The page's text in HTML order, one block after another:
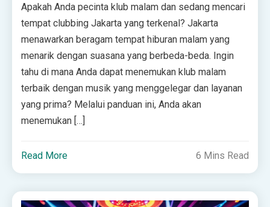
Apakah Anda pecinta klub malam dan sedang mencari
tempat clubbing Jakarta yang terkenal? Jakarta
menawarkan beragam tempat hiburan malam yang
menarik dengan suasana yang berbeda-beda. Ingin
tahu di mana Anda dapat menemukan klub malam
terbaik dengan musik yang menggelegar dan layanan
yang prima? Melalui panduan ini, Anda akan
menemukan […]
Read More 6 Mins Read